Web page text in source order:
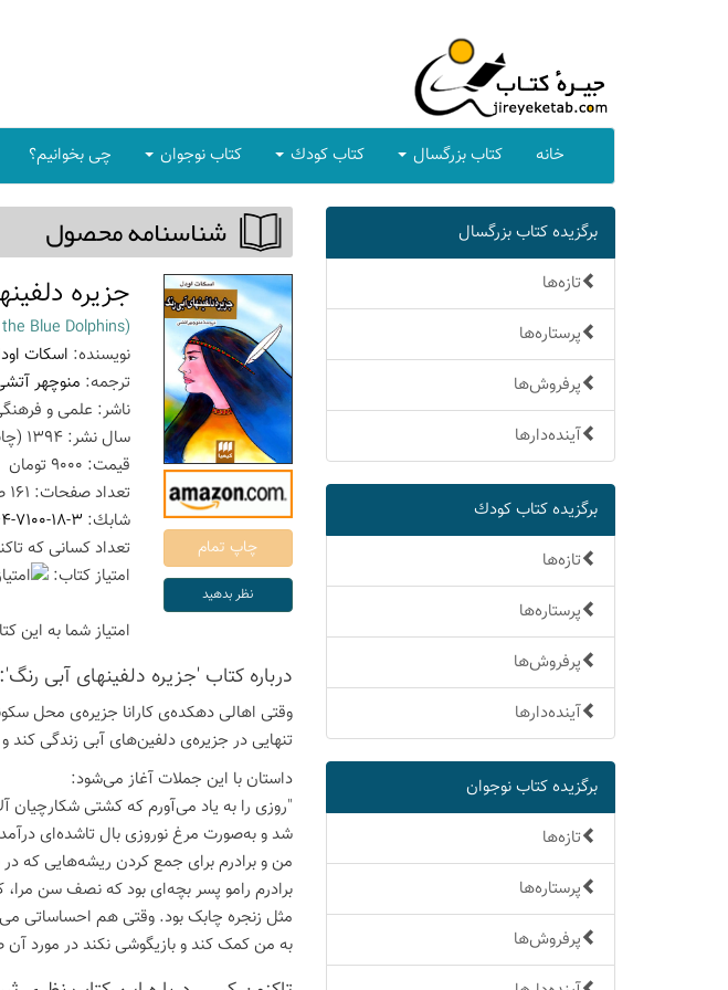
خانه كتاب بزرگسال كتاب كودك كتاب نوجوان چی بخوانیم؟
برگزیده كتاب بزرگسال
تازه‌ها
پرستاره‌ها
پرفروش‌ها
آینده‌دارها
برگزیده كتاب كودك
تازه‌ها
پرستاره‌ها
پرفروش‌ها
آینده‌دارها
برگزیده كتاب نوجوان
تازه‌ها
پرستاره‌ها
پرفروش‌ها
شناسنامه محصول
جزیره
(Island of the Blue Dolphins)
نویسنده: اسکات
ترجمه: منوچهر
ناشر: علمی و
سال نشر: 1394
قیمت: 9000 تومان
تعداد صفحات: 161
شابك: 7100-18-3
تعداد كسانی كه
امتیاز كتاب:
امتیاز شما به این
درباره كتاب 'جزیره دلفینهای آبی رنگ':
وقتی اهالی دهکده‌ی کارانا جزیره‌ی محل
تنهایی در جزیره‌ی دلفین‌های آبی زندگی کند
داستان با این جملات آغاز می‌شود:
"روزی را به یاد می‌آورم که کشتی شکارچیان
شد و به‌صورت مرغ نوروزی بال تاشده‌ای
من و برادرم برای جمع کردن ریشه‌هایی که در
برادرم رامو پسر بچه‌ای بود که نصف سن
مثل زنجره چابک بود. وقتی هم احساساتی
به من کمک کند و بازیگوشی نکند در مورد